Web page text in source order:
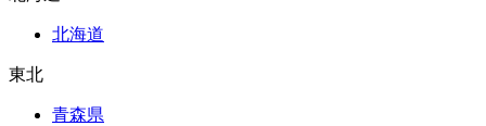
北海道
東北
青森県